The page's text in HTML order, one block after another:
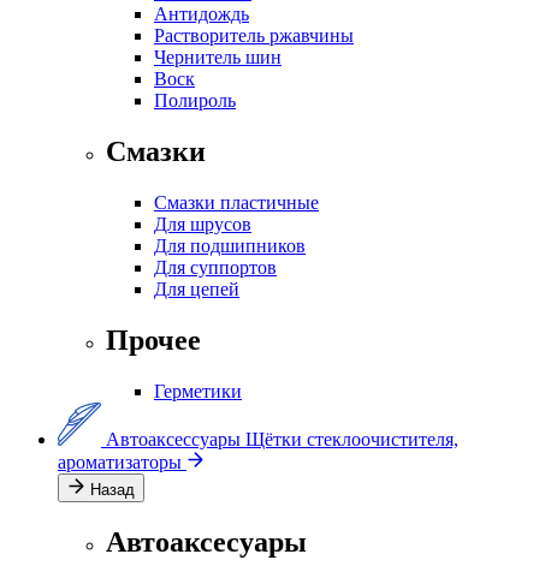
Антидождь
Растворитель ржавчины
Чернитель шин
Воск
Полироль
Смазки
Смазки пластичные
Для шрусов
Для подшипников
Для суппортов
Для цепей
Прочее
Герметики
Автоаксессуары Щётки стеклоочистителя,
ароматизаторы
Назад
Автоаксесуары